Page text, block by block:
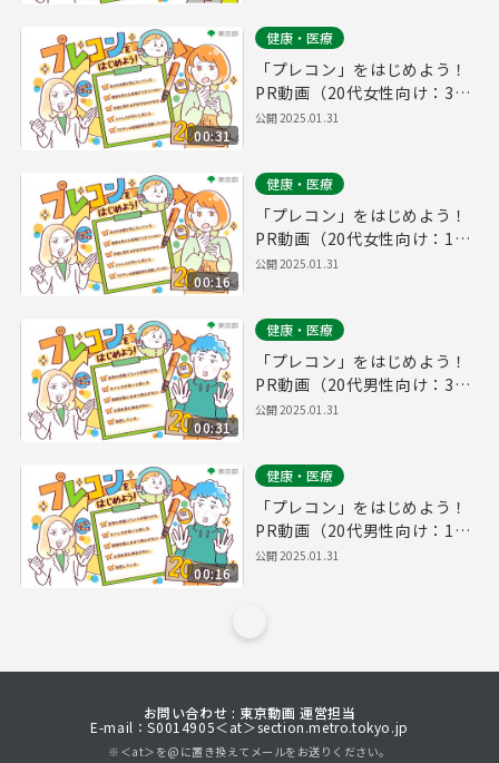
00:31
健康・医療
「プレコン」をはじめよう！
PR動画（20代女性向け：30
秒版）
公開2025.01.31
00:16
健康・医療
「プレコン」をはじめよう！
PR動画（20代女性向け：15
秒版）
公開2025.01.31
00:31
健康・医療
「プレコン」をはじめよう！
PR動画（20代男性向け：30
秒版）
公開2025.01.31
00:16
健康・医療
「プレコン」をはじめよう！
PR動画（20代男性向け：15
秒版）
公開2025.01.31
お問い合わせ : 東京動画 運営担当
E-mail：S0014905＜at＞section.metro.tokyo.jp
※＜at＞を@に置き換えてメールをお送りください。